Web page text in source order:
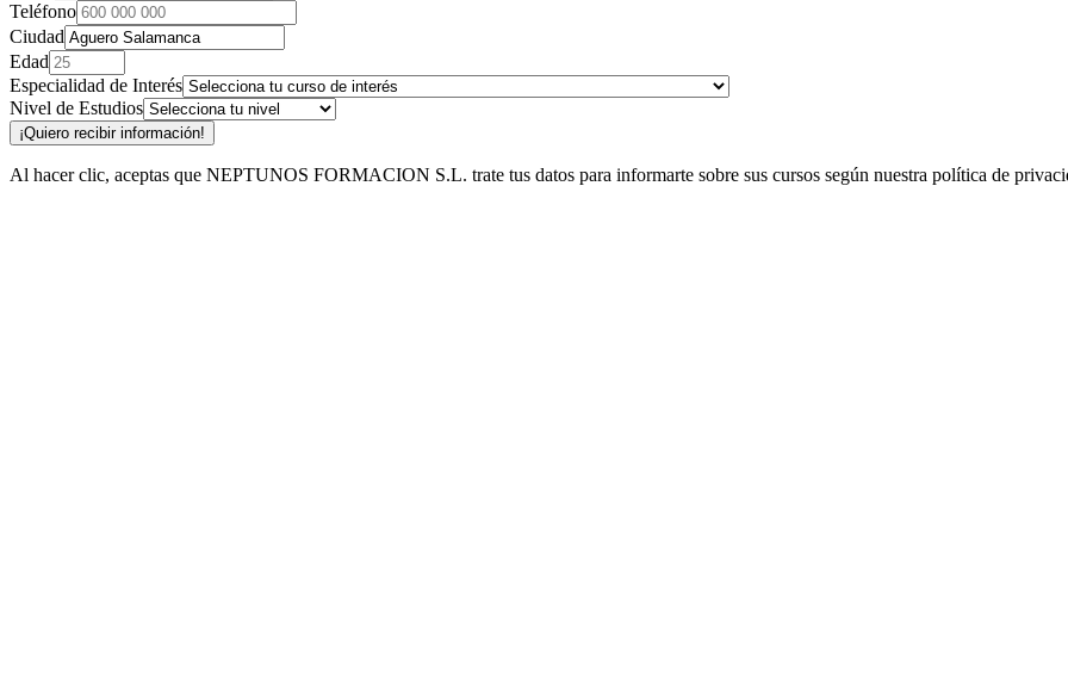
Teléfono
Ciudad
Edad
Especialidad de Interés
Nivel de Estudios
¡Quiero recibir información!
Al hacer clic, aceptas que NEPTUNOS FORMACION S.L. trate tus datos para informarte sobre sus cursos según nuestra política de